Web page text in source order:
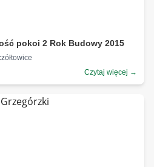
pokoi 2 Rok Budowy 2015
Czytaj więcej →